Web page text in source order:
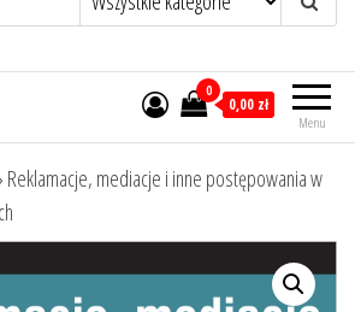
Menu
0
0,00 zł
Reklamacje, mediacje i inne postępowania w